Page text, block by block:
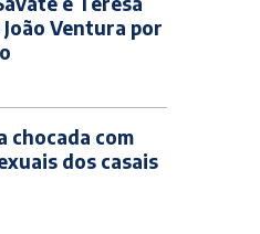
Ventura por
chocada com
dos casais